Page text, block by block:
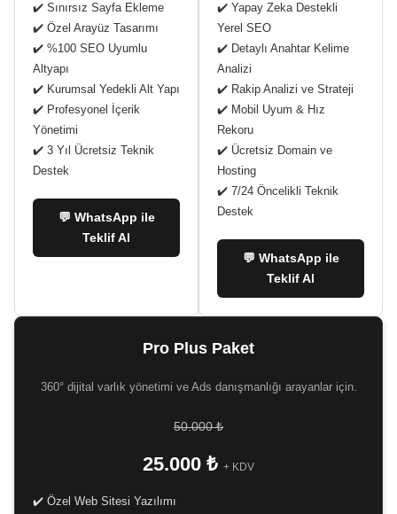
✔️ Sınırsız Sayfa Ekleme
✔️ Özel Arayüz Tasarımı
✔️ %100 SEO Uyumlu
Altyapı
✔️ Kurumsal Yedekli Alt Yapı
✔️ Profesyonel İçerik
Yönetimi
✔️ 3 Yıl Ücretsiz Teknik
Destek
💬 WhatsApp ile
Teklif Al
✔️ Yapay Zeka Destekli
Yerel SEO
✔️ Detaylı Anahtar Kelime
Analizi
✔️ Rakip Analizi ve Strateji
✔️ Mobil Uyum & Hız
Rekoru
✔️ Ücretsiz Domain ve
Hosting
✔️ 7/24 Öncelikli Teknik
Destek
💬 WhatsApp ile
Teklif Al
Pro Plus Paket
360° dijital varlık yönetimi ve Ads danışmanlığı arayanlar için.
50.000 ₺
25.000 ₺ + KDV
✔️ Özel Web Sitesi Yazılımı